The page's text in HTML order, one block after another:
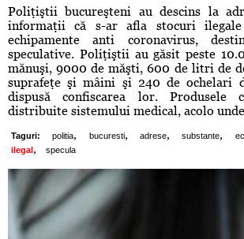
Poliţiştii bucureşteni au descins la
informaţii că s-ar afla stocuri
echipamente anti coronavirus,
speculative. Poliţiştii au găsit peste
mănuşi, 9000 de măşti, 600 de litri de
suprafeţe şi mâini şi 240 de ochelari
dispusă confiscarea lor. Produsele
distribuite sistemului medical, acolo
Taguri: politia, bucuresti, adrese, substante,
ilegal , specula